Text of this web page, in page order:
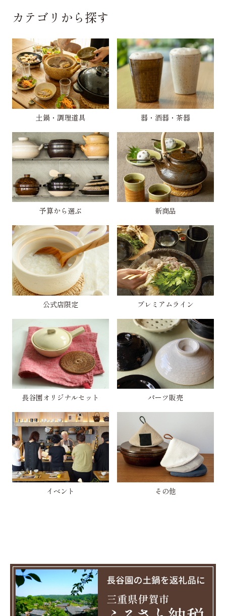
カテゴリから探す
土鍋・調理道具 器・酒器・茶器
予算から選ぶ 新商品
公式店限定 プレミアムライン
長谷園オリジナルセット パーツ販売
イベント その他